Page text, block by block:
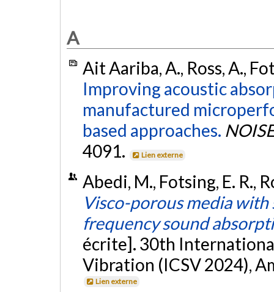
A
Ait Aariba, A., Ross, A.,
Improving acoustic
manufactured
based approaches.
4091.
Lien externe
Abedi, M., Fotsing, E. R.,
Visco-porous media
frequency sound
écrite]. 30th
Vibration (ICSV 2024),
Lien externe